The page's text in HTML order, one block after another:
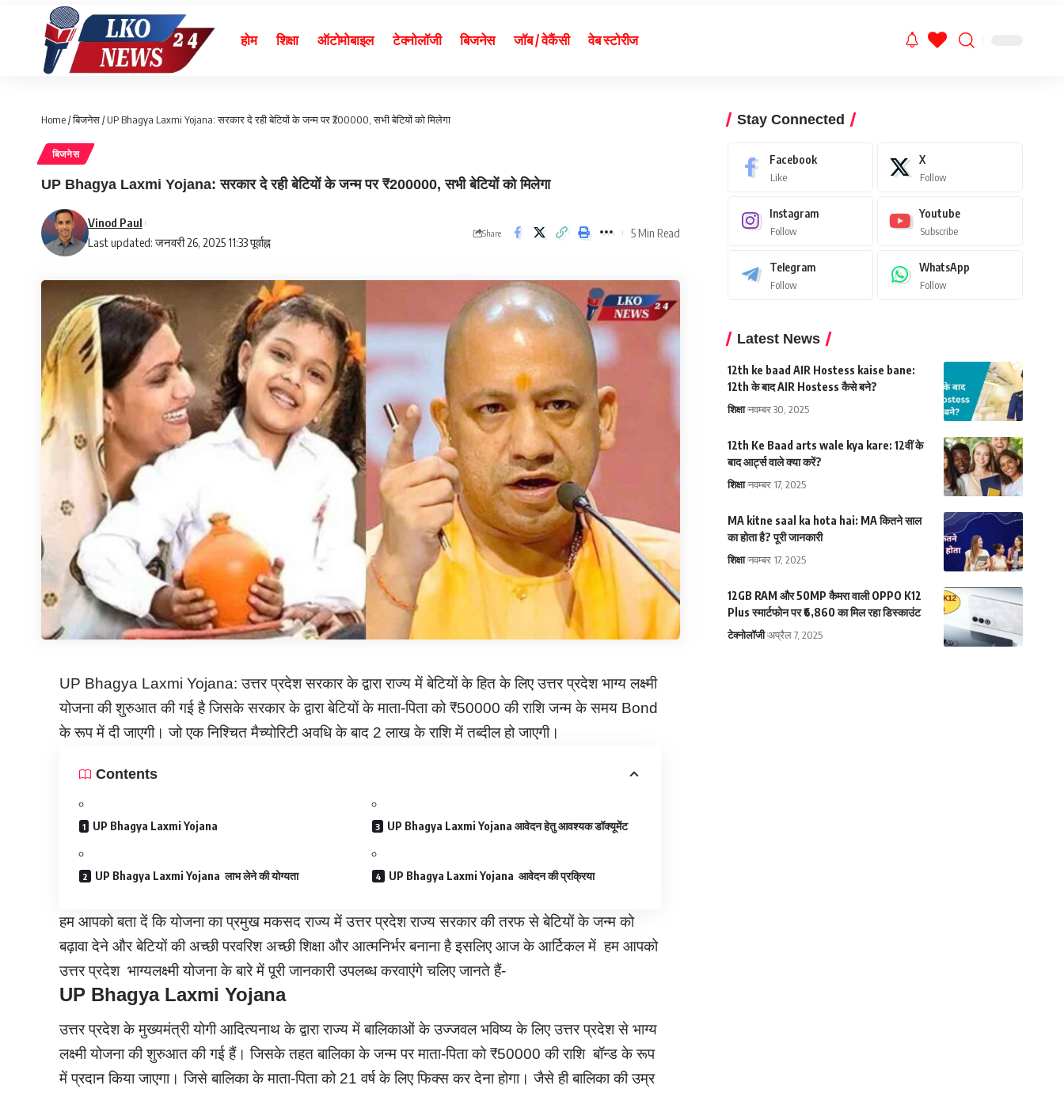
होम शिक्षा ऑटोमोबाइल टेक्नोलॉजी बिजनेस जॉब / वेकैंसी वेब स्टोरीज
Home/बिजनेस/UP Bhagya Laxmi Yojana: सरकार दे रही बेटियों के जन्म पर ₹200000, सभी बेटियों को मिलेगा
बिजनेस
UP Bhagya Laxmi Yojana: सरकार दे रही बेटियों के जन्म पर ₹200000, सभी बेटियों को मिलेगा
Last updated: जनवरी 26, 2025 11:33 पूर्वाह्न
Vinod Paul
Share 5 Min Read
UP Bhagya Laxmi Yojana: उत्तर प्रदेश सरकार के द्वारा राज्य में बेटियों के हित के लिए उत्तर प्रदेश भाग्य लक्ष्मी
योजना की शुरुआत की गई है जिसके सरकार के द्वारा बेटियों के माता-पिता को ₹50000 की राशि जन्म के समय Bond
के रूप में दी जाएगी। जो एक निश्चित मैच्योरिटी अवधि के बाद 2 लाख के राशि में तब्दील हो जाएगी।
Contents
UP Bhagya Laxmi Yojana
UP Bhagya Laxmi Yojana लाभ लेने की योग्यता
UP Bhagya Laxmi Yojana आवेदन हेतु आवश्यक डॉक्यूमेंट
UP Bhagya Laxmi Yojana आवेदन की प्रक्रिया
हम आपको बता दें कि योजना का प्रमुख मकसद राज्य में उत्तर प्रदेश राज्य सरकार की तरफ से बेटियों के जन्म को
बढ़ावा देने और बेटियों की अच्छी परवरिश अच्छी शिक्षा और आत्मनिर्भर बनाना है इसलिए आज के आर्टिकल में हम आपको
उत्तर प्रदेश भाग्यलक्ष्मी योजना के बारे में पूरी जानकारी उपलब्ध करवाएंगे चलिए जानते हैं-
UP Bhagya Laxmi Yojana
उत्तर प्रदेश के मुख्यमंत्री योगी आदित्यनाथ के द्वारा राज्य में बालिकाओं के उज्जवल भविष्य के लिए उत्तर प्रदेश से भाग्य
लक्ष्मी योजना की शुरुआत की गई हैं। जिसके तहत बालिका के जन्म पर माता-पिता को ₹50000 की राशि बॉन्ड के रूप
में प्रदान किया जाएगा। जिसे बालिका के माता-पिता को 21 वर्ष के लिए फिक्स कर देना होगा। जैसे ही बालिका की उम्र
Stay Connected
Facebook
Like
X
Follow
Instagram
Follow
Youtube
Subscribe
Telegram
Follow
WhatsApp
Follow
Latest News
12th ke baad AIR Hostess kaise bane:
12th के बाद AIR Hostess कैसे बने?
शिक्षा नवम्बर 30, 2025
12th Ke Baad arts wale kya kare: 12वीं के
बाद आर्ट्स वाले क्या करें?
शिक्षा नवम्बर 17, 2025
MA kitne saal ka hota hai: MA कितने साल
का होता है? पूरी जानकारी
शिक्षा नवम्बर 17, 2025
12GB RAM और 50MP कैमरा वाली OPPO K12
Plus स्मार्टफोन पर ₹6,860 का मिल रहा डिस्काउंट
टेक्नोलॉजी अप्रैल 7, 2025